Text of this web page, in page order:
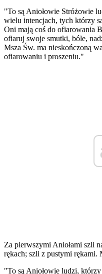
"To są Aniołowie Stróżowie
wielu intencjach, tych którzy
Oni mają coś do ofiarowania
ofiaruj swoje smutki, bóle,
Msza Św. ma nieskończoną
ofiarowaniu i proszeniu."
Za pierwszymi Aniołami szli
rękach; szli z pustymi rękami.
"To są Aniołowie ludzi,